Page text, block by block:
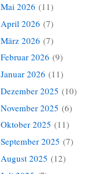
Mai 2026 (11)
April 2026 (7)
März 2026 (7)
Februar 2026 (9)
Januar 2026 (11)
Dezember 2025 (10)
November 2025 (6)
Oktober 2025 (11)
September 2025 (7)
August 2025 (12)